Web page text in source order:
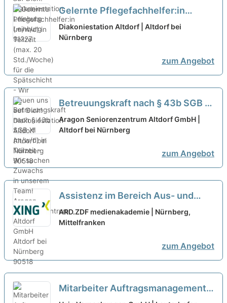
Gelernte Pflegefachhelfer:in
(m/w/d) in Teilzeit (max. 20
Std./Woche) für die Spätschicht -
Diakoniestation Altdorf | Altdorf bei
Nürnberg
zum Angebot
Betreuungskraft nach § 43b SGB XI
(m/w/d) in Teilzeit - Wir suchen
Zuwachs in unserem Team!
Aragon Seniorenzentrum Altdorf GmbH |
Altdorf bei Nürnberg
zum Angebot
Assistenz im Bereich Aus- und
Weiterbildung in Teilzeit (m,w,d)
neu
ARD.ZDF medienakademie | Nürnberg,
Mittelfranken
zum Angebot
Mitarbeiter Auftragsmanagement